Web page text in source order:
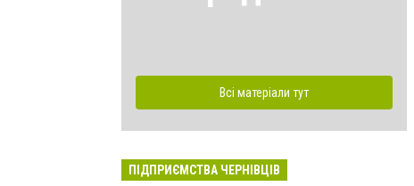
Всі матеріали тут
ПІДПРИЄМСТВА ЧЕРНІВЦІВ